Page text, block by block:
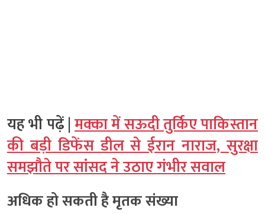
यह भी पढ़ें |मक्का में सऊदी तुर्किए पाकिस्तान
की बड़ी डिफेंस डील से ईरान नाराज, सुरक्षा
समझौते पर सांसद ने उठाए गंभीर सवाल
अधिक हो सकती है मृतक संख्या